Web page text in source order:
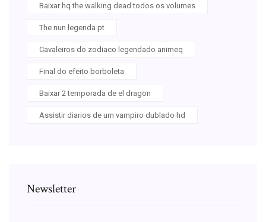
Baixar hq the walking dead todos os volumes
The nun legenda pt
Cavaleiros do zodiaco legendado animeq
Final do efeito borboleta
Baixar 2 temporada de el dragon
Assistir diarios de um vampiro dublado hd
Newsletter